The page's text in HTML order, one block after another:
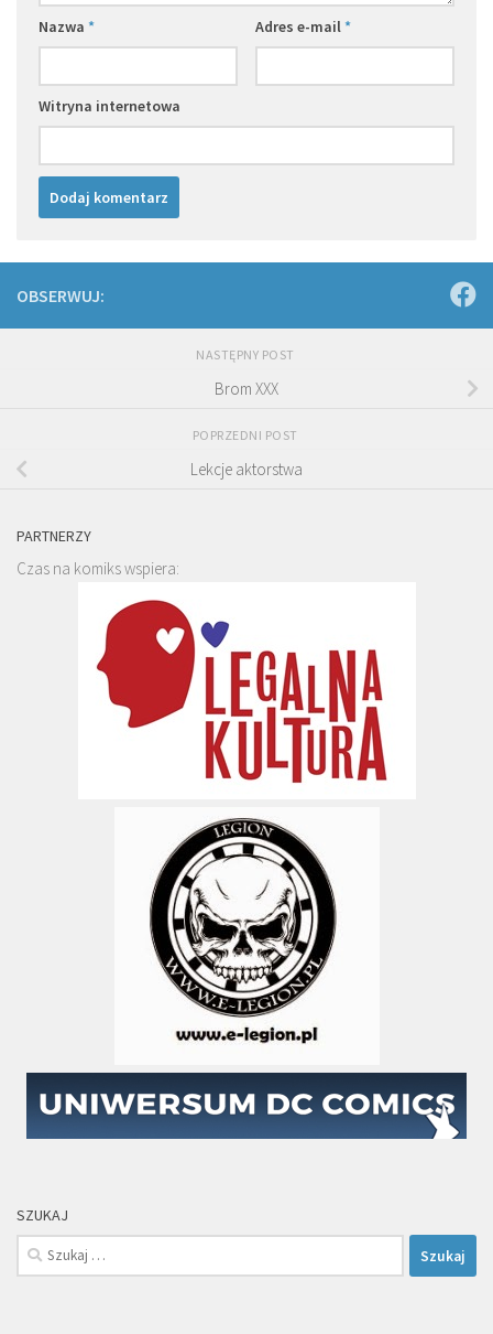
Nazwa * Adres e-mail*
Witryna internetowa
OBSERWUJ:
NASTĘPNY POST
Brom XXX
POPRZEDNI POST
Lekcje aktorstwa
PARTNERZY
Czas na komiks wspiera:
SZUKAJ
Szukaj: